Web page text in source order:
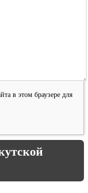
в этом браузере для